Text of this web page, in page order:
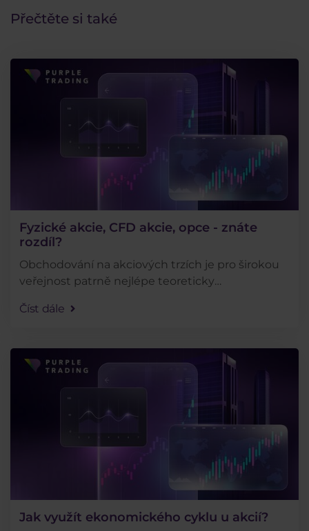
Přečtěte si také
Fyzické akcie, CFD akcie, opce - znáte
rozdíl?
Obchodování na akciových trzích je pro širokou
veřejnost patrně nejlépe teoreticky
prodat draze, tomu rozumí asi každý. Méně lidí
Číst dále
Jak využít ekonomického cyklu u akcií?